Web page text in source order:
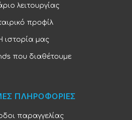
λειτουργίας
προφίλ
ιστορία μας
που διαθέτουμε
ΠΛΗΡΟΦΟΡΙΕΣ
παραγγελίας